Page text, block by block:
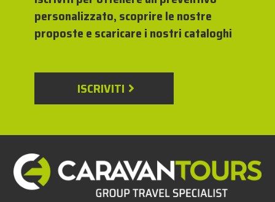
personalizzato, scoprire le nostre
proposte e scaricare i nostri cataloghi
ISCRIVITI